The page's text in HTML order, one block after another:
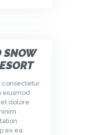
SNOW
consectetur
eiusmod
dolore
ex ea